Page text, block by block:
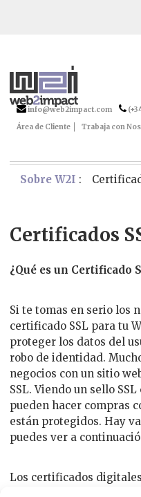
info@web2impact.com
Área de Cliente
Trabaja con
Sobre W2I :
Certificados
¿Qué es un Certificado
Si te tomas en serio los
certificado SSL para tu
proteger los datos del
robo de identidad.
negocios con un sitio
SSL. Viendo un sello
pueden hacer compras
están protegidos. Hay
puedes ver a
Los certificados